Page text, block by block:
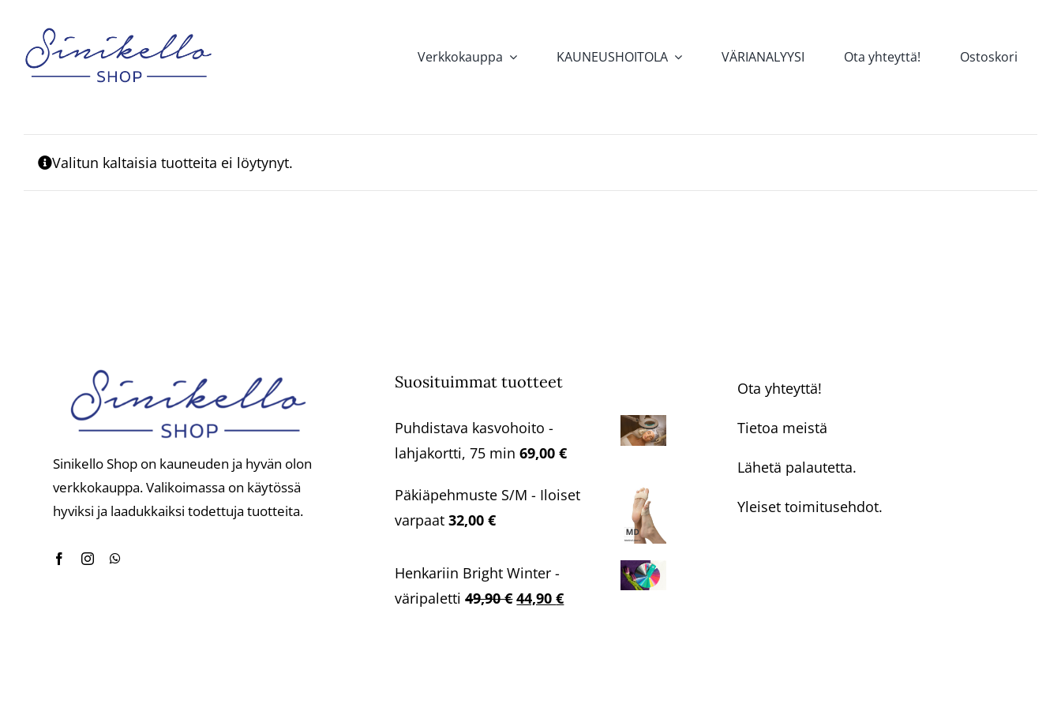
content
Verkkokauppa KAUNEUSHOITOLA VÄRIANALYYSI Ota yhteyttä! Ostoskori
Valitun kaltaisia tuotteita ei löytynyt.
Sinikello Shop on kauneuden ja hyvän olon
verkkokauppa. Valikoimassa on käytössä
hyviksi ja laadukkaiksi todettuja tuotteita.
Suosituimmat tuotteet
Puhdistava kasvohoito -
lahjakortti, 75 min 69,00€
Päkiäpehmuste S/M - Iloiset
varpaat 32,00€
Henkariin Bright Winter -
väripaletti 49,90€Alkuperäinen
44,90€Nykyinen
Ota yhteyttä!
Tietoa meistä
Lähetä palautetta.
Yleiset toimitusehdot.